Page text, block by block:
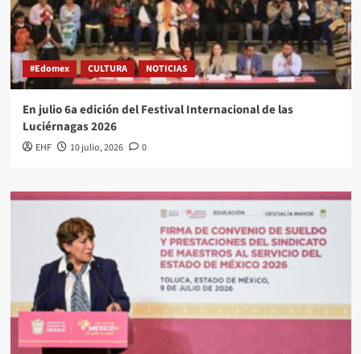
#Edomex CULTURA NOTICIAS
En julio 6a edición del Festival Internacional de las
Luciérnagas 2026
EHF 10 julio, 2026 0